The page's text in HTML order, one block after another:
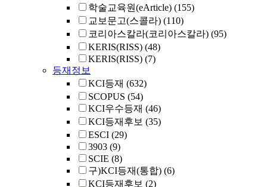
학술교육원(eArticle) (155)
교보문고(스콜라) (110)
코리아스칼라(코리아스칼라) (95)
KERIS(RISS) (48)
KERIS(RISS) (7)
등재정보
KCI등재 (632)
SCOPUS (54)
KCI우수등재 (46)
KCI등재후보 (35)
ESCI (29)
3903 (9)
SCIE (8)
구)KCI등재(통합) (6)
KCI등재후보 (2)